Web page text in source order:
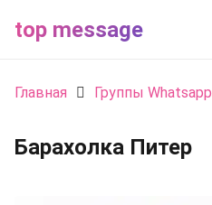
top message
Главная Группы Whatsapp
Барахолка Питер